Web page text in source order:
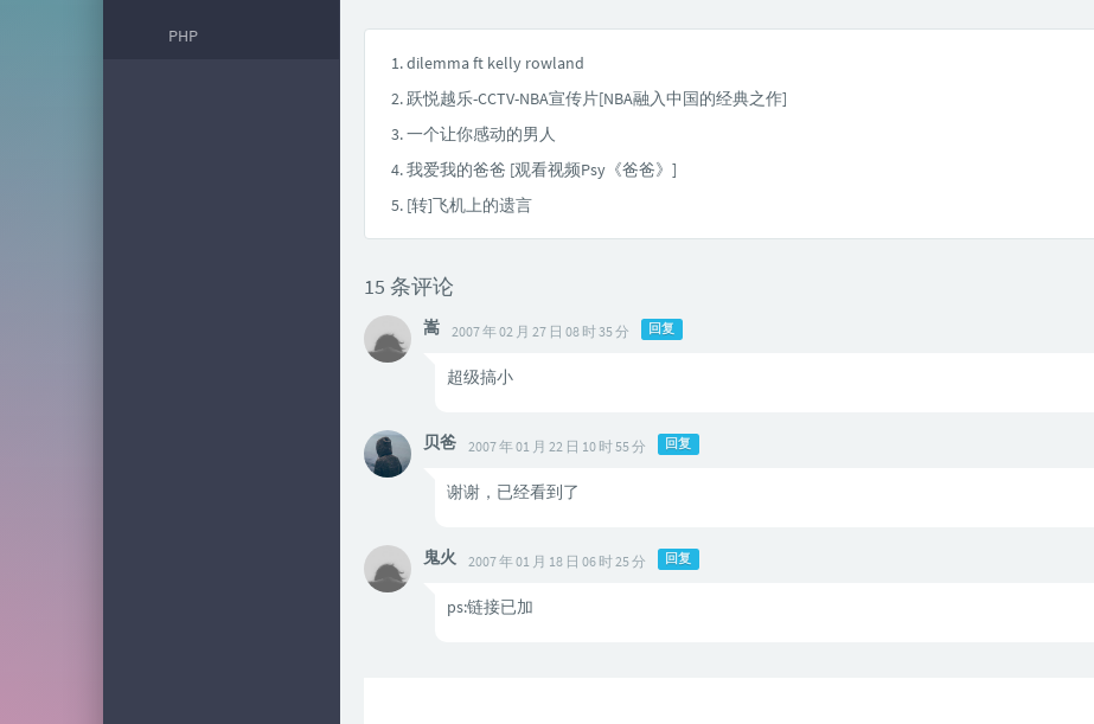
PHP
dilemma ft kelly rowland
跃悦越乐-CCTV-NBA宣传片[NBA融入中国的经典之作]
一个让你感动的男人
我爱我的爸爸 [观看视频Psy《爸爸》]
[转]飞机上的遗言
15 条评论
嵩 2007 年 02 月 27 日 08 时 35 分 回复
超级搞小
贝爸 2007 年 01 月 22 日 10 时 55 分 回复
谢谢，已经看到了
鬼火 2007 年 01 月 18 日 06 时 25 分 回复
ps:链接已加